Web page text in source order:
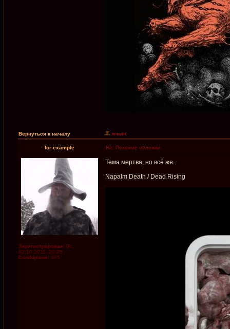
Вернуться к началу
for example Re: Похожие обложки
Зарегистрирован: Вс
02.10.2011, 23:25
Сообщения: 425
Тема мертва, но всё же.
Napalm Death / Dead Rising